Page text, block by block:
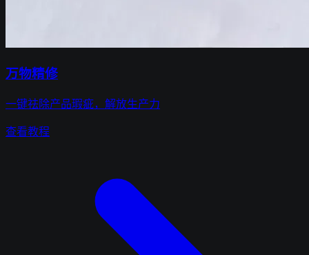
万物精修
一键祛除产品瑕疵，解放生产力
查看教程